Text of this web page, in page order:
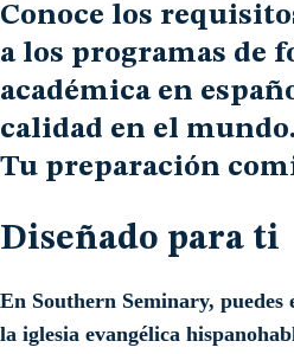
Conoce los
a los programas de
académica en
calidad en el mundo.
Tu preparación
Diseñado para ti
En Southern Seminary, puedes
la iglesia evangélica